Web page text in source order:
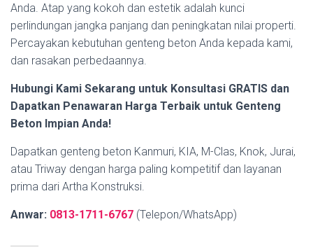
Anda. Atap yang kokoh dan estetik adalah kunci
perlindungan jangka panjang dan peningkatan nilai properti.
Percayakan kebutuhan genteng beton Anda kepada kami,
dan rasakan perbedaannya.
Hubungi Kami Sekarang untuk Konsultasi GRATIS dan
Dapatkan Penawaran Harga Terbaik untuk Genteng
Beton Impian Anda!
Dapatkan genteng beton Kanmuri, KIA, M-Clas, Knok, Jurai,
atau Triway dengan harga paling kompetitif dan layanan
prima dari Artha Konstruksi.
Anwar: 0813-1711-6767 (Telepon/WhatsApp)